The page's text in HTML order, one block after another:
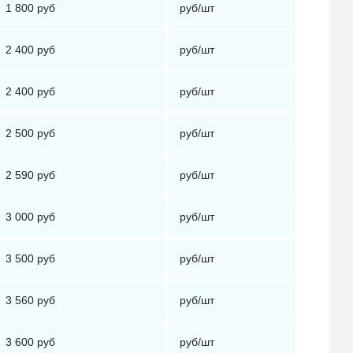
1 800 руб руб/шт
2 400 руб руб/шт
2 400 руб руб/шт
2 500 руб руб/шт
2 590 руб руб/шт
3 000 руб руб/шт
3 500 руб руб/шт
3 560 руб руб/шт
3 600 руб руб/шт